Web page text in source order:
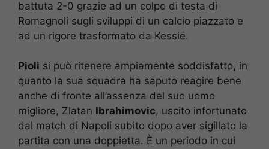
battuta 2-0 grazie ad un colpo di testa di
Romagnoli sugli sviluppi di un calcio piazzato e
ad un rigore trasformato da Kessié.
Pioli si può ritenere ampiamente soddisfatto, in
quanto la sua squadra ha saputo reagire bene
anche di fronte all’assenza del suo uomo
migliore, Zlatan Ibrahimovic, uscito infortunato
dal match di Napoli subito dopo aver sigillato la
partita con una doppietta. È un periodo in cui